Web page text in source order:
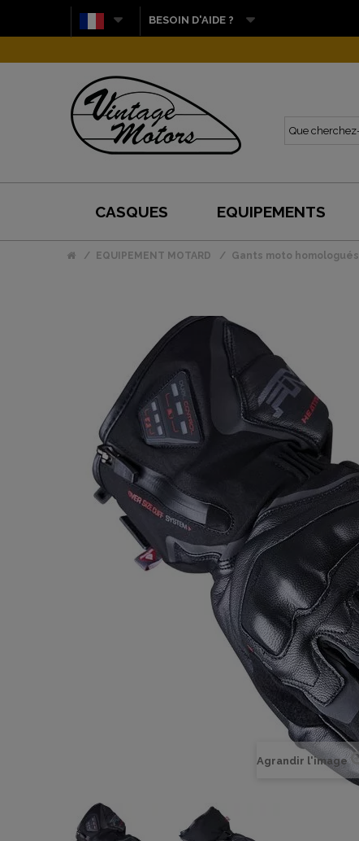
BESOIN D'AIDE ?
CASQUES EQUIPEMENTS
EQUIPEMENT MOTARD Gants moto homologués
Agrandir l'image